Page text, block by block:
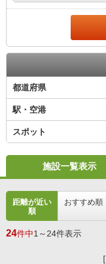
都道府県
駅・空港
スポット
施設一覧表示
距離が近い
順
おすすめ順
24件中1～24件表示
[